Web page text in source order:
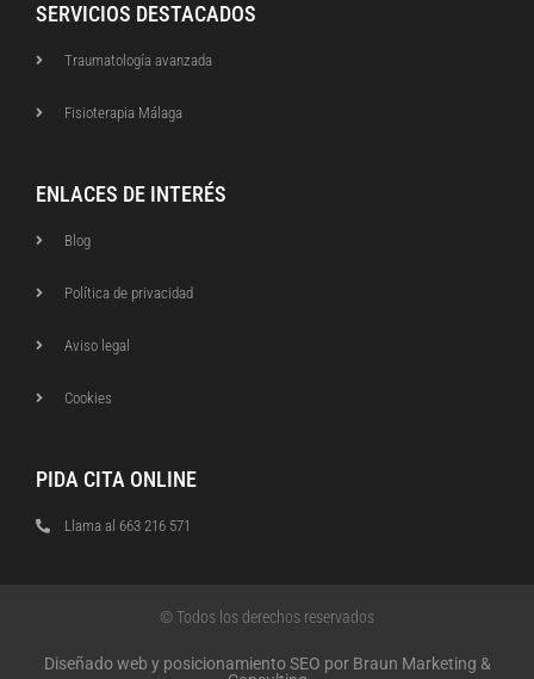
SERVICIOS DESTACADOS
Traumatología avanzada
Fisioterapia Málaga
ENLACES DE INTERÉS
Blog
Política de privacidad
Aviso legal
Cookies
PIDA CITA ONLINE
Llama al 663 216 571
© Todos los derechos reservados
Diseñado web y posicionamiento SEO por Braun Marketing &